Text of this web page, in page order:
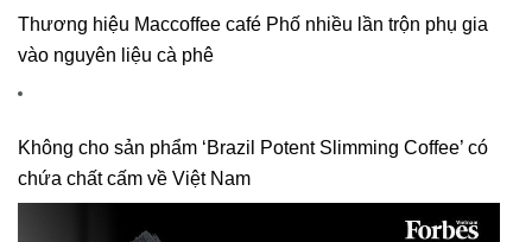
Thương hiệu Maccoffee café Phố nhiều lần trộn phụ gia
vào nguyên liệu cà phê
Không cho sản phẩm ‘Brazil Potent Slimming Coffee’ có
chứa chất cấm về Việt Nam